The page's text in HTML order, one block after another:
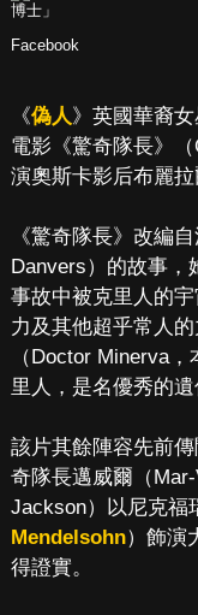
Facebook
《偽人》英國華裔女
電影《驚奇隊長》
演奧斯卡影后布麗拉
《驚奇隊長》改編
Danvers）的故事，
事故中被克里人的
力及其他超乎常人的
（Doctor Minerva
里人，是名優秀的
該片其餘陣容先前傳
奇隊長邁威爾（
Jackson）以尼克福
Mendelsohn）飾演
得證實。